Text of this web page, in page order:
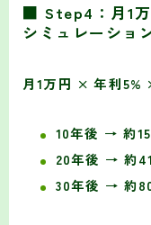
■ Step4：月1万
シミュレーション
月1万円 × 年利5%
10年後 → 約
20年後 → 約
30年後 → 約